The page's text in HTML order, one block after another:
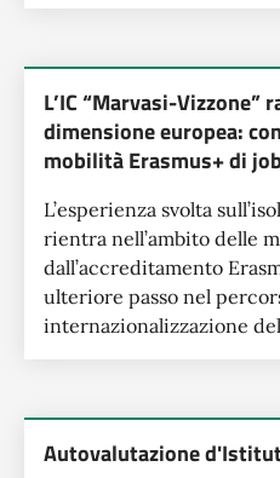
L’IC “Marvasi-Vizzone”
dimensione europea:
mobilità Erasmus+ di
L’esperienza svolta
rientra nell’ambito delle
dall’accreditamento
ulteriore passo nel
internazionalizzazione
Autovalutazione